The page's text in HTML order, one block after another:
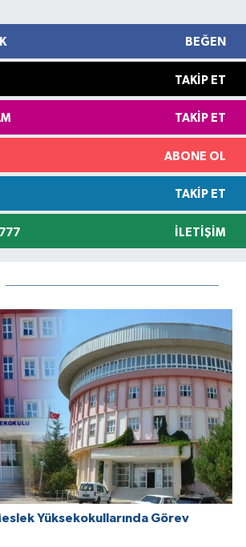
BEĞEN
TAKIP ET
TAKIP ET
ABONE OL
TAKIP ET
İLETIŞIM
Yüksekokullarında Görev